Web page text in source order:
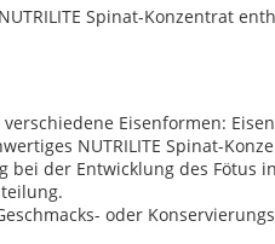
Spinat-Konzentrat
Eisenformen:
NUTRILITE Spinat-
bei der Entwicklung des Fötus
oder